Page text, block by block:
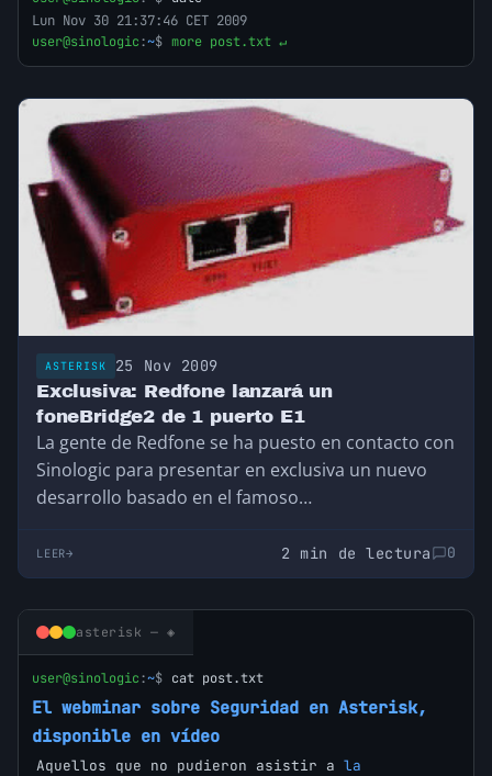
Lun Nov 30 21:37:46 CET 2009
user@sinologic:~$ more post.txt ↵
ASTERISK 25 Nov 2009
Exclusiva: Redfone lanzará un
foneBridge2 de 1 puerto E1
La gente de Redfone se ha puesto en contacto con
Sinologic para presentar en exclusiva un nuevo
desarrollo basado en el famoso…
LEER 2 min de lectura 0
asterisk — ◈
user@sinologic:~$ cat post.txt
El webminar sobre Seguridad en Asterisk,
disponible en vídeo
Aquellos que no pudieron asistir a la